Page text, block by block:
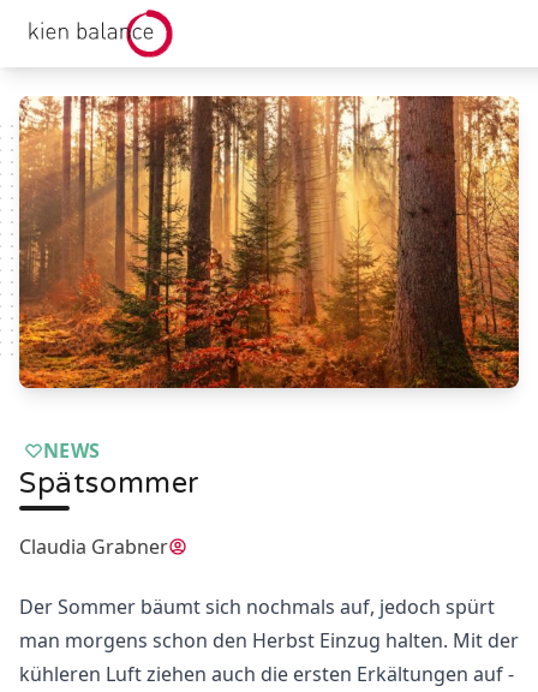
kienbalance Logo
NEWS
Spätsommer
Claudia Grabner
Der Sommer bäumt sich nochmals auf, jedoch spürt
man morgens schon den Herbst Einzug halten. Mit der
kühleren Luft ziehen auch die ersten Erkältungen auf -